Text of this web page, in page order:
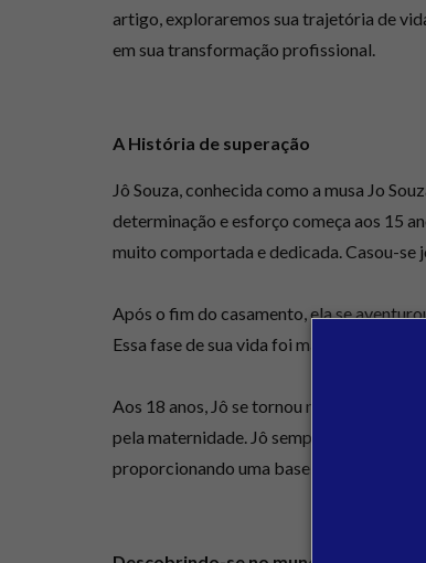
artigo, exploraremos sua trajetória de
em sua transformação profissional.
A História de superação
Jô Souza, conhecida como a musa Jo
determinação e esforço começa aos 15
muito comportada e dedicada. Casou-se
Após o fim do casamento, ela se
Essa fase de sua vida foi marcada por
Aos 18 anos, Jô se tornou mãe. Criar seu
pela maternidade. Jô sempre se esforçou
proporcionando uma base sólida para seu